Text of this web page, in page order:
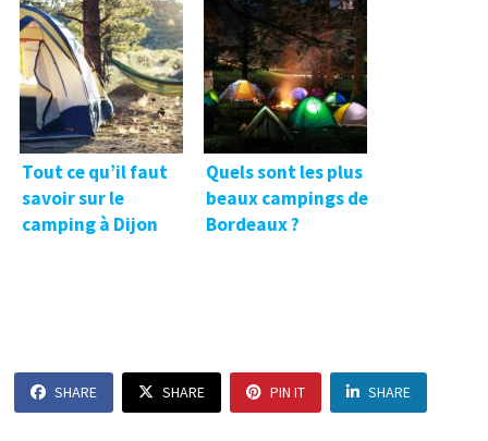
Tout ce qu’il faut
savoir sur le
camping à Dijon
Quels sont les plus
beaux campings de
Bordeaux ?
SHARE SHARE PIN IT SHARE